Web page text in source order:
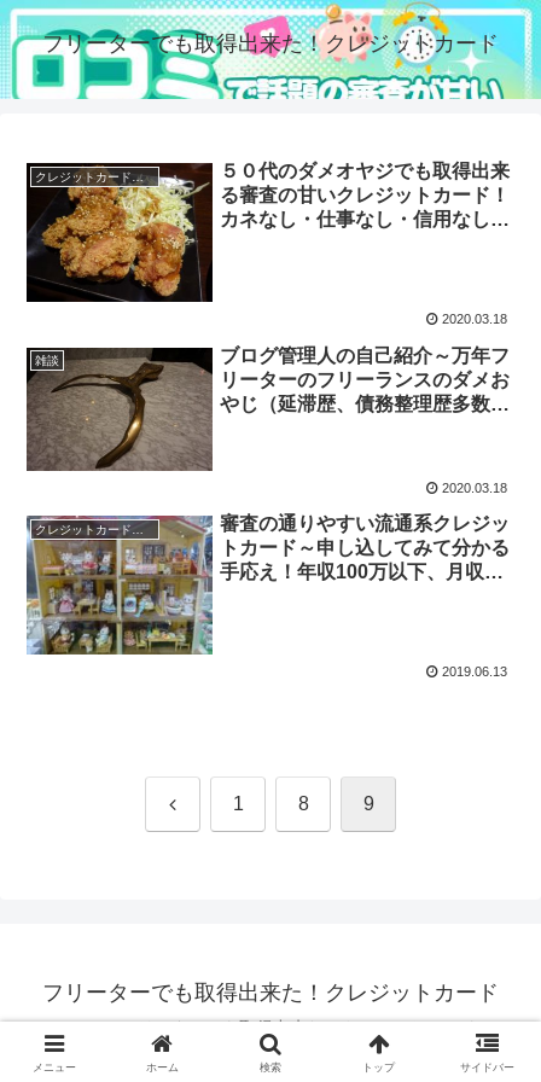
フリーターでも取得出来た！クレジットカード
クレジットカードの審査
５０代のダメオヤジでも取得出来
る審査の甘いクレジットカード！
カネなし・仕事なし・信用なし
2020.03.18
雑談
ブログ管理人の自己紹介～万年フ
リーターのフリーランスのダメお
やじ（延滞歴、債務整理歴多数）
2020.03.18
審査の通りやすい流通系クレジッ
トカード～申し込してみて分かる
手応え！年収100万以下、月収10
2019.06.13
前 1 8 9
フリーターでも取得出来た！クレジットカード
© 2019 フリーターでも取得出来た！クレジットカード.
メニュー ホーム 検索 トップ サイドバー